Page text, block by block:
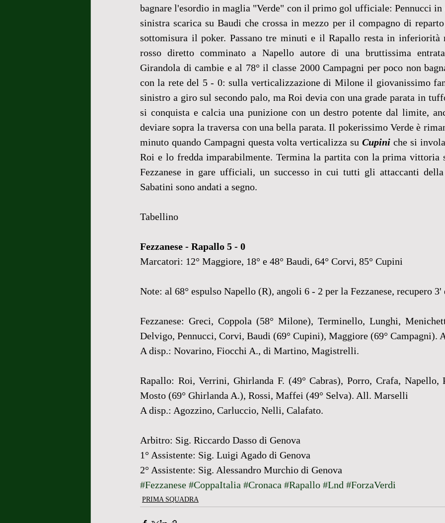
bagnare l'esordio in maglia "Verde" con il primo gol ufficiale: Pennucci in
sinistra scarica su Baudi che crossa in mezzo per il compagno di
sottomisura il poker. Passano tre minuti e il Rapallo resta in inferiorità
rosso diretto comminato a Napello autore di una bruttissima
Girandola di cambie e al 78° il classe 2000 Campagni per poco non
con la rete del 5 - 0: sulla verticalizzazione di Milone il giovanissimo
sinistro a giro sul secondo palo, ma Roi devia con una grade parata in
si conquista e calcia una punizione con un destro potente dal limite,
deviare sopra la traversa con una bella parata. Il pokerissimo Verde è
minuto quando Campagni questa volta verticalizza su Cupini che si
Roi e lo fredda imparabilmente. Termina la partita con la prima vittoria
Fezzanese in gare ufficiali, un successo in cui tutti gli attaccanti
Sabatini sono andati a segno.
Tabellino
Fezzanese - Rapallo 5 - 0
Marcatori: 12° Maggiore, 18° e 48° Baudi, 64° Corvi, 85° Cupini
Note: al 68° espulso Napello (R), angoli 6 - 2 per la Fezzanese, recupero 3'
Fezzanese: Greci, Coppola (58° Milone), Terminello, Lunghi,
Delvigo, Pennucci, Corvi, Baudi (69° Cupini), Maggiore (69° Campagni).
A disp.: Novarino, Fiocchi A., di Martino, Magistrelli.
Rapallo: Roi, Verrini, Ghirlanda F. (49° Cabras), Porro, Crafa, Napello,
Mosto (69° Ghirlanda A.), Rossi, Maffei (49° Selva). All. Marselli
A disp.: Agozzino, Carluccio, Nelli, Calafato.
Arbitro: Sig. Riccardo Dasso di Genova
1° Assistente: Sig. Luigi Agado di Genova
2° Assistente: Sig. Alessandro Murchio di Genova
#Fezzanese #CoppaItalia #Cronaca #Rapallo #Lnd #ForzaVerdi
PRIMA SQUADRA